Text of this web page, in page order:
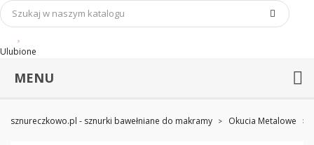
Ulubione
MENU
sznureczkowo.pl - sznurki bawełniane do makramy Okucia Metalowe